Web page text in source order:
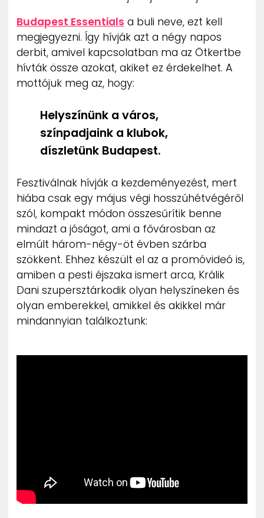
Budapest Essentials a buli neve, ezt kell
megjegyezni. Így hívják azt a négy napos
derbit, amivel kapcsolatban ma az Ötkertbe
hívták össze azokat, akiket ez érdekelhet. A
mottójuk meg az, hogy:
Helyszínünk a város,
színpadjaink a klubok,
díszletünk Budapest.
Fesztiválnak hívják a kezdeményezést, mert
hiába csak egy május végi hosszúhétvégéről
szól, kompakt módon összesűrítik benne
mindazt a jóságot, ami a fővárosban az
elmúlt három-négy-öt évben szárba
szökkent. Ehhez készült el az a promóvideó is,
amiben a pesti éjszaka ismert arca, Králik
Dani szupersztárkodik olyan helyszíneken és
olyan emberekkel, amikkel és akikkel már
mindannyian találkoztunk: